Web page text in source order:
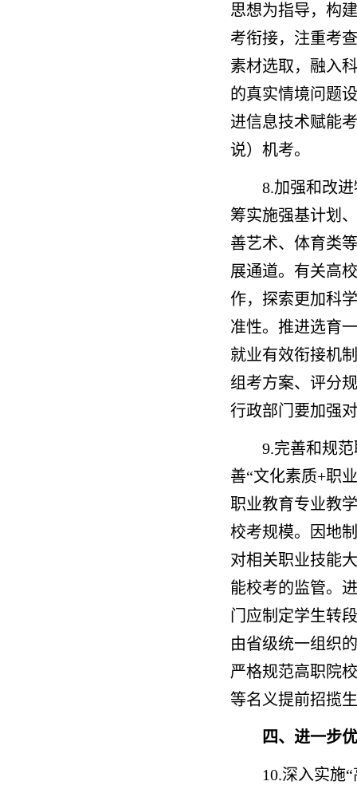
思想为指导，构
考衔接，注重考
素材选取，融入
的真实情境问题
进信息技术赋能
说）机考。
8.加强和改
筹实施强基计划
善艺术、体育类
展通道。有关高
作，探索更加科
准性。推进选育
就业有效衔接机
组考方案、评分
行政部门要加强
9.完善和规
善“文化素质+职
职业教育专业教
校考规模。因地
对相关职业技能
能校考的监管。
门应制定学生转
由省级统一组织
严格规范高职院
等名义提前招揽
四、进一步
10.深入实施